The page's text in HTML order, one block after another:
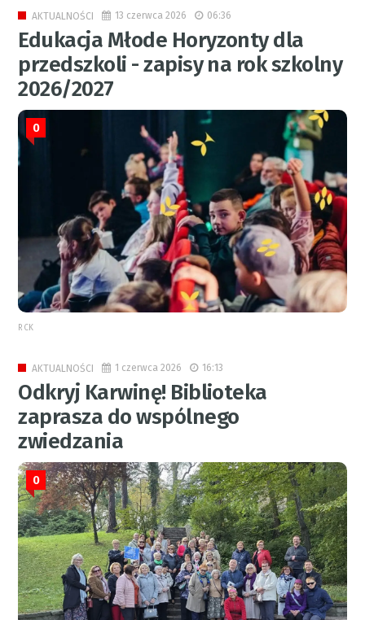
AKTUALNOŚCI 13 czerwca 2026 06:36
Edukacja Młode Horyzonty dla
przedszkoli - zapisy na rok szkolny
2026/2027
0
RCK
AKTUALNOŚCI 1 czerwca 2026 16:13
Odkryj Karwinę! Biblioteka
zaprasza do wspólnego
zwiedzania
0